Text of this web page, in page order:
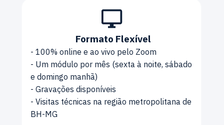
Formato Flexível
- 100% online e ao vivo pelo Zoom
- Um módulo por mês (sexta à noite, sábado
e domingo manhã)
- Gravações disponíveis
- Visitas técnicas na região metropolitana de
BH-MG